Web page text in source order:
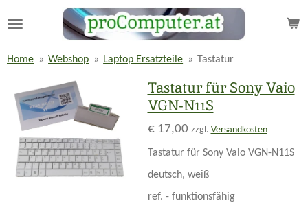
Hauptinhalt
Home » Webshop » Laptop Ersatzteile » Tastatur
Tastatur für Sony Vaio
VGN-N11S
€ 17,00 zzgl. Versandkosten
Tastatur für Sony Vaio VGN-N11S
deutsch, weiß
ref. - funktionsfähig